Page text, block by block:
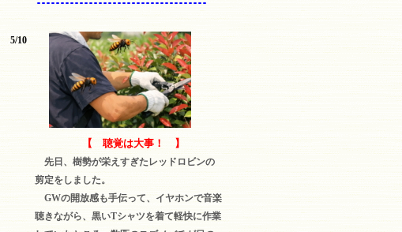
5/10
【 聴覚は大事！ 】
先日、樹勢が栄えすぎたレッドロビンの
剪定をしました。
GWの開放感も手伝って、イヤホンで音楽
聴きながら、黒いTシャツを着て軽快に作業